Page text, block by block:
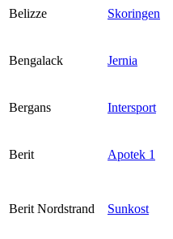
Belizze Skoringen
Bengalack Jernia
Bergans Intersport
Berit Apotek 1
Berit Nordstrand Sunkost